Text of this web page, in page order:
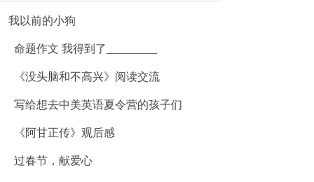
我以前的小狗
命题作文 我得到了_________
《没头脑和不高兴》阅读交流
写给想去中美英语夏令营的孩子们
《阿甘正传》观后感
过春节，献爱心